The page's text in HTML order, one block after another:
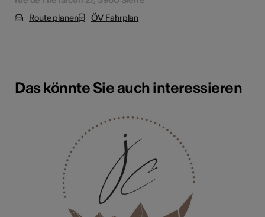
Route planen
ÖV Fahrplan
Das könnte Sie auch interessieren